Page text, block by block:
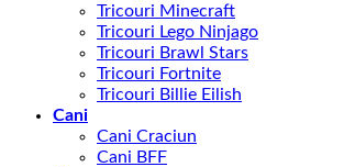
Tricouri Minecraft
Tricouri Lego Ninjago
Tricouri Brawl Stars
Tricouri Fortnite
Tricouri Billie Eilish
Cani
Cani Craciun
Cani BFF